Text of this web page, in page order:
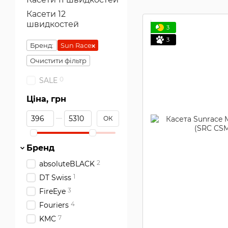
3
3
Касети 12
швидкостей
Бренд:
Sun Race
Очистити фільтр
SALE 0
Ціна, грн
Від Ціна, грн
До Ціна, грн ОК
Бренд
absoluteBLACK 2
DT Swiss 1
FireEye 3
Fouriers 4
KMC 7